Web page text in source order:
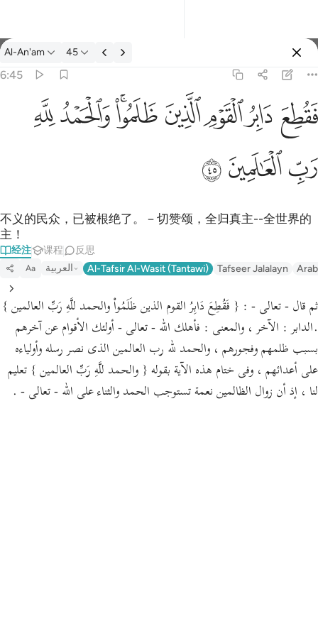
经注: Al-An'am 6:45
Al-An'am 45
6:45
فقطع دابر القوم الذين ظلموا والحمد لله رب العالمين ٤٥
ٱلْقَوْمِ ٱلَّذِينَ ظَلَمُوا۟ ۚ وَٱلْحَمْدُ لِلَّهِ رَبِّ ٱلْعَـٰلَمِينَ ٤٥ﱁ ﱂﱃﱄﱅﱆﱇﱈ
ﱉﱊﱋ
不义的民众，已被根绝了。－切赞颂，全归真主--全世界的
主！
经注 课程 反思
Aa العربية Al-Tafsir Al-Wasit (Tantawi) Tafseer Jalalayn
ثم قال - تعالى - : { فَقُطِعَ دَابِرُ القوم الذين ظَلَمُواْ والحمد للَّهِ رَبِّ العالمين }
.الدابر : الآخر ، والمعنى : فأهلك الله - تعالى - أولئك الأقوام عن آخرهم
بسبب ظلمهم وفجورهم ، والحمد لله رب العالمين الذى نصر رسله وأولياءه
على أعدائهم ، وفى ختام هذه الآية بقوله { والحمد للَّهِ رَبِّ العالمين } تعليم
لنا ، إذ أن زوال الظالمين نعمة تستوجب الحمد والثناء على الله - تعالى - .